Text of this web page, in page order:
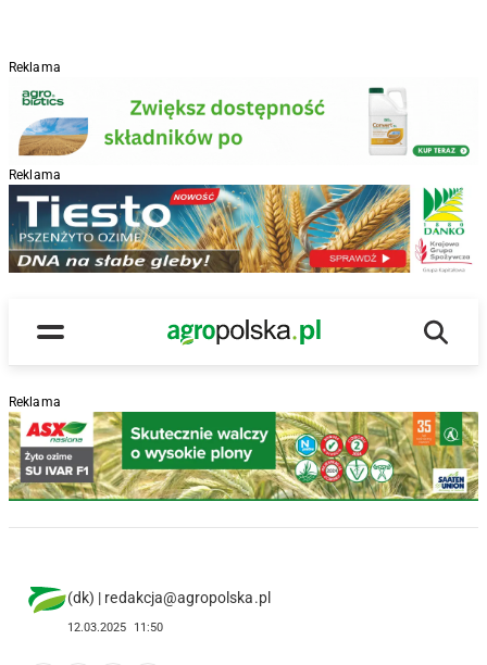
Reklama
Reklama
Menu
Main Logo
Reklama
(dk) | redakcja@agropolska.pl
12.03.2025 11:50